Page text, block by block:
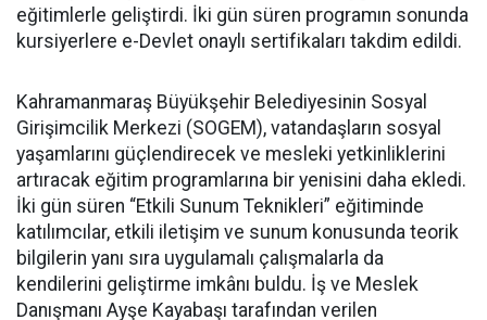
eğitimlerle geliştirdi. İki gün süren programın sonunda
kursiyerlere e-Devlet onaylı sertifikaları takdim edildi.
Kahramanmaraş Büyükşehir Belediyesinin Sosyal
Girişimcilik Merkezi (SOGEM), vatandaşların sosyal
yaşamlarını güçlendirecek ve mesleki yetkinliklerini
artıracak eğitim programlarına bir yenisini daha ekledi.
İki gün süren “Etkili Sunum Teknikleri” eğitiminde
katılımcılar, etkili iletişim ve sunum konusunda teorik
bilgilerin yanı sıra uygulamalı çalışmalarla da
kendilerini geliştirme imkânı buldu. İş ve Meslek
Danışmanı Ayşe Kayabaşı tarafından verilen